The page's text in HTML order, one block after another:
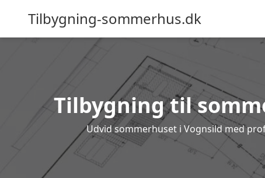
Tilbygning-sommerhus.dk
Tilbygning til
Udvid sommerhuset i Vognsild med